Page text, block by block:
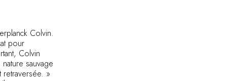
Colvin.
pour
Colvin
sauvage
retraversée. »